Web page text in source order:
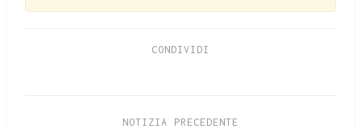
CONDIVIDI
NOTIZIA PRECEDENTE